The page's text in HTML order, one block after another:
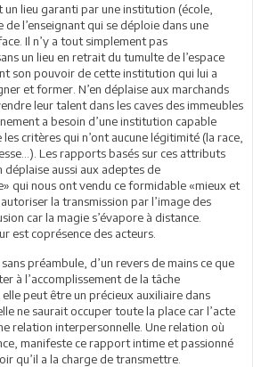
un lieu garanti par une institution (école,
l’enseignant qui se déploie dans une
Il n’y a tout simplement pas
un lieu en retrait du tumulte de l’espace
son pouvoir de cette institution qui lui a
et former. N’en déplaise aux marchands
leur talent dans les caves des immeubles
a besoin d’une institution capable
les critères qui n’ont aucune légitimité (la race,
Les rapports basés sur ces attributs
déplaise aussi aux adeptes de
qui nous ont vendu ce formidable «mieux et
la transmission par l’image des
car la magie s’évapore à distance.
est coprésence des acteurs.
préambule, d’un revers de mains ce que
à l’accomplissement de la tâche
peut être un précieux auxiliaire dans
ne saurait occuper toute la place car l’acte
relation interpersonnelle. Une relation où
manifeste ce rapport intime et passionné
qu’il a la charge de transmettre.